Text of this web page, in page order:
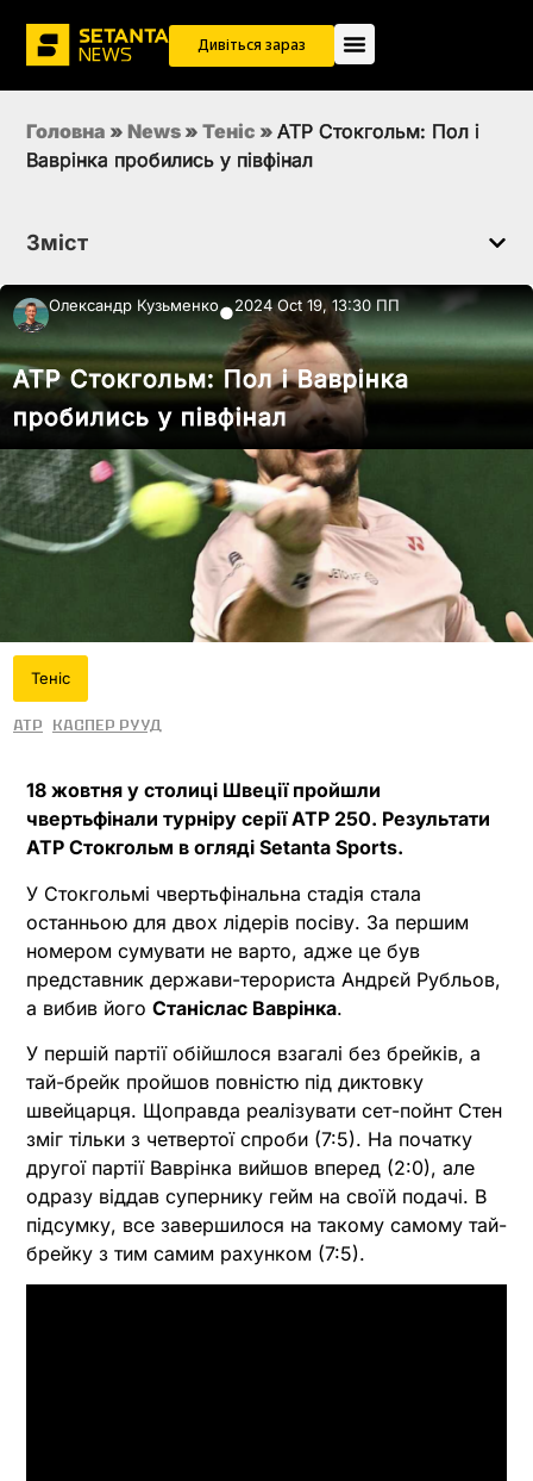
Дивіться зараз
Головна » News » Теніс » ATP Стокгольм: Пол і
Ваврінка пробились у півфінал
Зміст
Олександр Кузьменко●2024 Oct 19, 13:30 ПП
ATP Стокгольм: Пол і Ваврінка
пробились у півфінал
Теніс
ATP Каспер Рууд
18 жовтня у столиці Швеції пройшли
чвертьфінали турніру серії ATP 250. Результати
ATP Стокгольм в огляді Setanta Sports.
У Стокгольмі чвертьфінальна стадія стала
останньою для двох лідерів посіву. За першим
номером сумувати не варто, адже це був
представник держави-терориста Андрєй Рубльов,
а вибив його Станіслас Ваврінка.
У першій партії обійшлося взагалі без брейків, а
тай-брейк пройшов повністю під диктовку
швейцарця. Щоправда реалізувати сет-пойнт Стен
зміг тільки з четвертої спроби (7:5). На початку
другої партії Ваврінка вийшов вперед (2:0), але
одразу віддав супернику гейм на своїй подачі. В
підсумку, все завершилося на такому самому тай-
брейку з тим самим рахунком (7:5).